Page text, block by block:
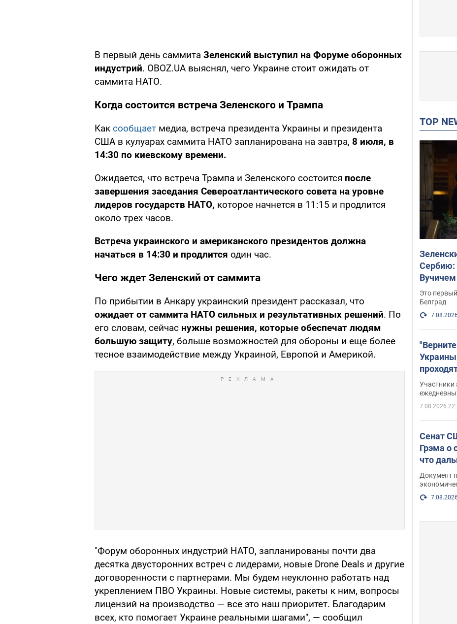
В первый день саммита Зеленский выступил на Форуме оборонных
индустрий. OBOZ.UA выяснял, чего Украине стоит ожидать от
саммита НАТО.
Когда состоится встреча Зеленского и Трампа
Как сообщает медиа, встреча президента Украины и президента
США в кулуарах саммита НАТО запланирована на завтра, 8 июля, в
14:30 по киевскому времени.
Ожидается, что встреча Трампа и Зеленского состоится после
завершения заседания Североатлантического совета на уровне
лидеров государств НАТО, которое начнется в 11:15 и продлится
около трех часов.
Встреча украинского и американского президентов должна
начаться в 14:30 и продлится один час.
Чего ждет Зеленский от саммита
По прибытии в Анкару украинский президент рассказал, что
ожидает от саммита НАТО сильных и результативных решений. По
его словам, сейчас нужны решения, которые обеспечат людям
большую защиту, больше возможностей для обороны и еще более
тесное взаимодействие между Украиной, Европой и Америкой.
"Форум оборонных индустрий НАТО, запланированы почти два
десятка двусторонних встреч с лидерами, новые Drone Deals и другие
договоренности с партнерами. Мы будем неуклонно работать над
укреплением ПВО Украины. Новые системы, ракеты к ним, вопросы
лицензий на производство — все это наш приоритет. Благодарим
всех, кто помогает Украине реальными шагами", — сообщил
TOP
Сербию:
Вучичем
Это
Белград
7.08.2026
Сенат
Грэма о
что
Документ